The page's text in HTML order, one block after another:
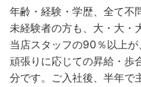
年齢・経験・学歴、全て不
未経験者の方も、大・大・
当店スタッフの90％以上が
頑張りに応じての昇給・歩
分です。ご入社後、半年で